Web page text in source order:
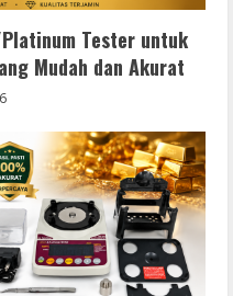
Tester untuk
Mudah dan Akurat